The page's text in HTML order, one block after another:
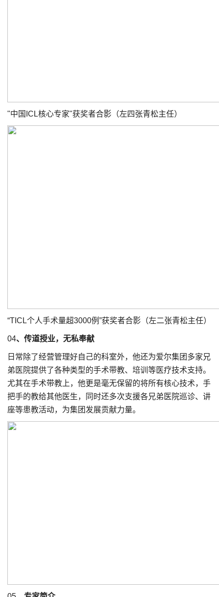
"中国ICL核心专家"获奖者合影（左四张青松主任）
“TICL个人手术量超3000例”获奖者合影（左二张青松主任）
04、传道授业，无私奉献
日常除了经营管理好自己的科室外，他还为爱尔集团多家兄
弟医院提供了各种类型的手术带教、培训等医疗技术支持。
尤其在手术带教上，他更是毫无保留的将所有核心技术，手
把手的教给其他医生，同时还多次支援各兄弟医院巡诊、讲
座等患教活动，为集团发展贡献力量。